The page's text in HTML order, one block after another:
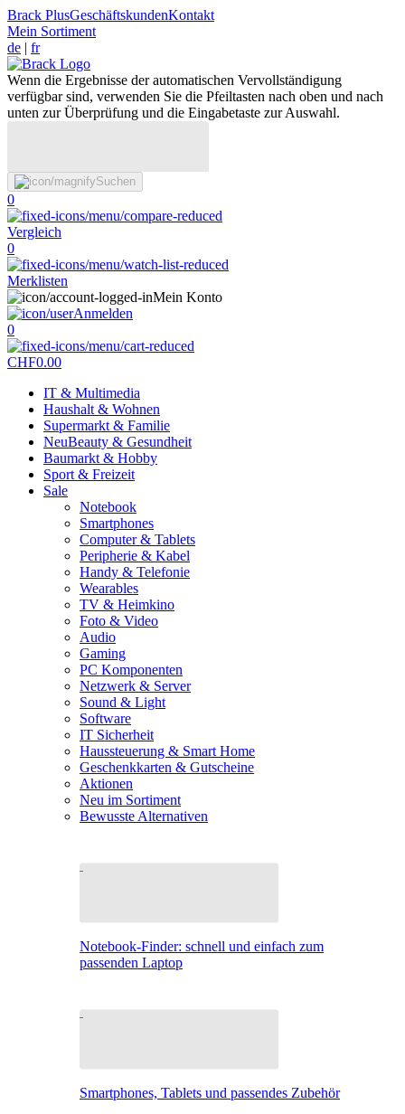
Brack PlusGeschäftskundenKontakt
Mein Sortiment
de | fr
Wenn die Ergebnisse der automatischen Vervollständigung
verfügbar sind, verwenden Sie die Pfeiltasten nach oben und nach
unten zur Überprüfung und die Eingabetaste zur Auswahl.
Suchen
0
Vergleich
0
Merklisten
Mein Konto
Anmelden
0
CHF0.00
IT & Multimedia
Haushalt & Wohnen
Supermarkt & Familie
NeuBeauty & Gesundheit
Baumarkt & Hobby
Sport & Freizeit
Sale
Notebook
Smartphones
Computer & Tablets
Peripherie & Kabel
Handy & Telefonie
Wearables
TV & Heimkino
Foto & Video
Audio
Gaming
PC Komponenten
Netzwerk & Server
Sound & Light
Software
IT Sicherheit
Haussteuerung & Smart Home
Geschenkkarten & Gutscheine
Aktionen
Neu im Sortiment
Bewusste Alternativen
Notebook-Finder: schnell und einfach zum
passenden Laptop
Smartphones, Tablets und passendes Zubehör